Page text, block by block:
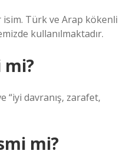
isim. Türk ve Arap kökenli
kullanılmaktadır.
mi?
“iyi davranış, zarafet,
mi?